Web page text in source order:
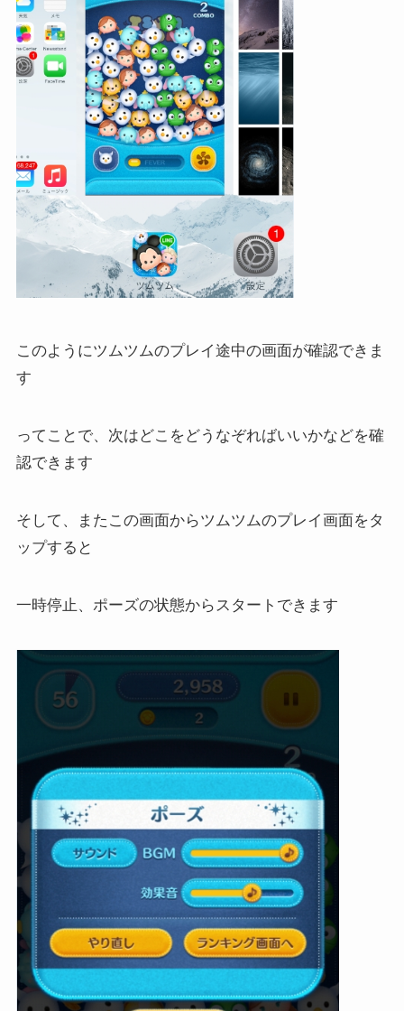
このようにツムツムのプレイ途中の画面が確認できま
す
ってことで、次はどこをどうなぞればいいかなどを確
認できます
そして、またこの画面からツムツムのプレイ画面をタ
ップすると
一時停止、ポーズの状態からスタートできます